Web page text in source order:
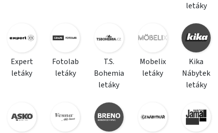
letáky
Expert
letáky
Fotolab
letáky
T.S.
Bohemia
letáky
Mobelix
letáky
Kika
Nábytek
letáky